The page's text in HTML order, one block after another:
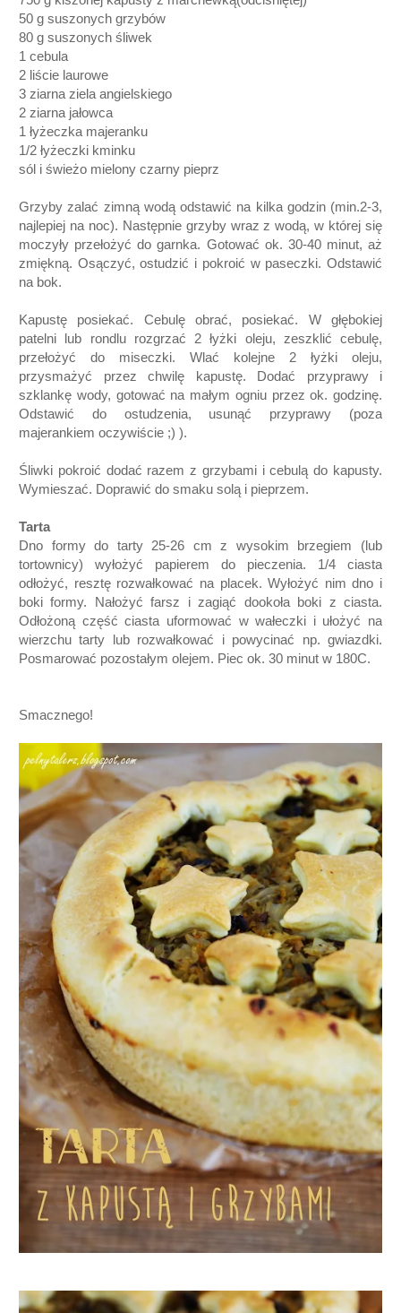
50 g suszonych grzybów
80 g suszonych śliwek
1 cebula
2 liście laurowe
3 ziarna ziela angielskiego
2 ziarna jałowca
1 łyżeczka majeranku
1/2 łyżeczki kminku
sól i świeżo mielony czarny pieprz
Grzyby zalać zimną wodą odstawić na kilka godzin (min.2-3,
najlepiej na noc). Następnie grzyby wraz z wodą, w której się
moczyły przełożyć do garnka. Gotować ok. 30-40 minut, aż
zmiękną. Osączyć, ostudzić i pokroić w paseczki. Odstawić
na bok.
Kapustę posiekać. Cebulę obrać, posiekać. W głębokiej
patelni lub rondlu rozgrzać 2 łyżki oleju, zeszklić cebulę,
przełożyć do miseczki. Wlać kolejne 2 łyżki oleju,
przysmażyć przez chwilę kapustę. Dodać przyprawy i
szklankę wody, gotować na małym ogniu przez ok. godzinę.
Odstawić do ostudzenia, usunąć przyprawy (poza
majerankiem oczywiście ;) ).
Śliwki pokroić dodać razem z grzybami i cebulą do kapusty.
Wymieszać. Doprawić do smaku solą i pieprzem.
Tarta
Dno formy do tarty 25-26 cm z wysokim brzegiem (lub
tortownicy) wyłożyć papierem do pieczenia. 1/4 ciasta
odłożyć, resztę rozwałkować na placek. Wyłożyć nim dno i
boki formy. Nałożyć farsz i zagiąć dookoła boki z ciasta.
Odłożoną część ciasta uformować w wałeczki i ułożyć na
wierzchu tarty lub rozwałkować i powycinać np. gwiazdki.
Posmarować pozostałym olejem. Piec ok. 30 minut w 180C.
Smacznego!